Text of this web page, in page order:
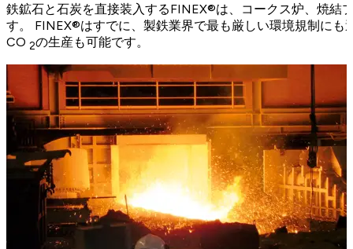
鉄鉱石と石炭を直接装入するFINEX®は、コークス炉、焼結
す。 FINEX®はすでに、製鉄業界で最も厳しい環境規制に
CO 2の生産も可能です。